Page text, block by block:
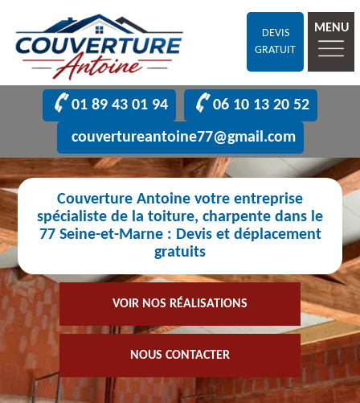
DEVIS
GRATUIT
MENU
01 89 43 01 94
06 10 13 20 52
couvertureantoine77@gmail.com
Couverture Antoine votre entreprise
spécialiste de la toiture, charpente dans le
77 Seine-et-Marne : Devis et déplacement
gratuits
VOIR NOS RÉALISATIONS
NOUS CONTACTER